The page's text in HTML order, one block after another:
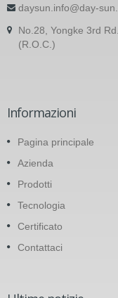
daysun.info@day-
No.28, Yongke 3rd
(R.O.C.)
Informazioni
Pagina principale
Azienda
Prodotti
Tecnologia
Certificato
Contattaci